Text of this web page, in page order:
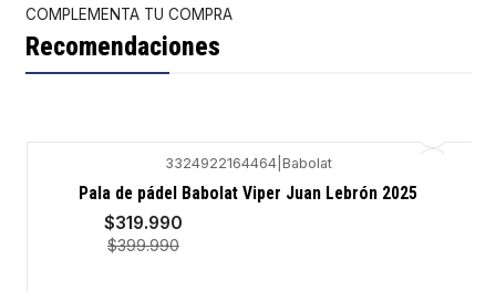
COMPLEMENTA TU COMPRA
Recomendaciones
-20%
3324922164464| Babolat
Pala de pádel Babolat Viper Juan Lebrón 2025
$319.990
$399.990